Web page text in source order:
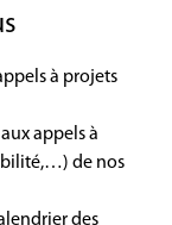
à projets
appels à
de nos
des